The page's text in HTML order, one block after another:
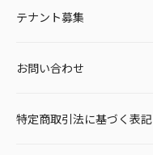
テナント募集
お問い合わせ
特定商取引法に基づく表記